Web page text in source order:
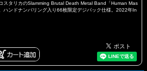
スタリカのSlamming Brutal Death Metal Band「Human Mas
ハンドナンバリング入り66枚限定デジパック仕様。2022年In